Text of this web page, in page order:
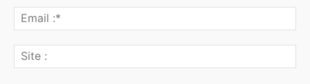
:*
: